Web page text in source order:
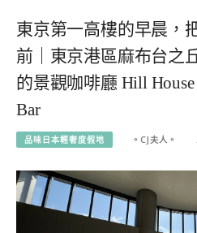
東京第一高樓的早晨，
前｜東京港區麻布台之
的景觀咖啡廳 Hill House
Bar
品味日本輕奢度假地 。CJ夫人。